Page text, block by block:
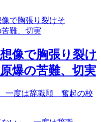
像で胸張り裂け
爆の苦難、切実
一度は辞職願 奮起の校